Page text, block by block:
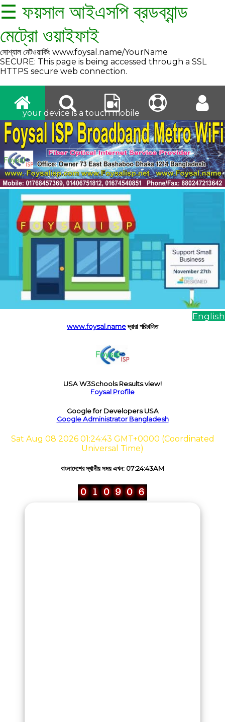
ইন্টারনেট
মেইল
☰ ফয়সাল আইএসপি ব্রডব্যান্ড
মেট্রো ওয়াইফাই
সোশ্যাল নেটওয়ার্কিং www.foysal.name/YourName
SECURE: This page is being accessed through a SSL
HTTPS secure web connection.
your device is a touch mobile
English
www.foysal.nameদ্বারা পরিচালিত
USA W3Schools Results view!
Foysal Profile
Google for Developers USA
Google Administrator Bangladesh
Sat Aug 08 2026 01:24:43 GMT+0000 (Coordinated
Universal Time)
বাংলাদেশের স্থানীয় সময় এখন: 07:24:43AM